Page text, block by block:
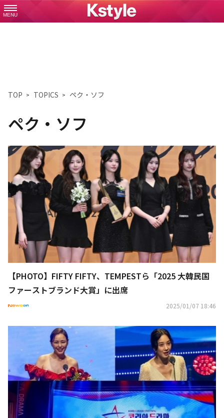
MENU
TOP TOPICS ペク・ソフ
ペク・ソフ
【PHOTO】FIFTY FIFTY、TEMPESTら「2025 大韓民国
ファーストブランド大賞」に出席
2025/01/07 18:46